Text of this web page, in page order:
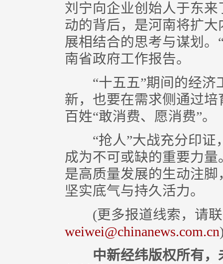
刘宁向企业创始人于东
动的背后，是河南将扩
展相结合的思考与谋划
南省政府工作报告。
“十五五”期间的经济
新，也要在需求侧通过
百姓“敢消费、愿消费”。
“抢人”大战充分印证
成为不可或缺的重要力
是高质量发展的生动注
坚实底气与持久活力。
(更多报道线索，请联
weiwei@chinanews.com.cn
中新经纬版权所有